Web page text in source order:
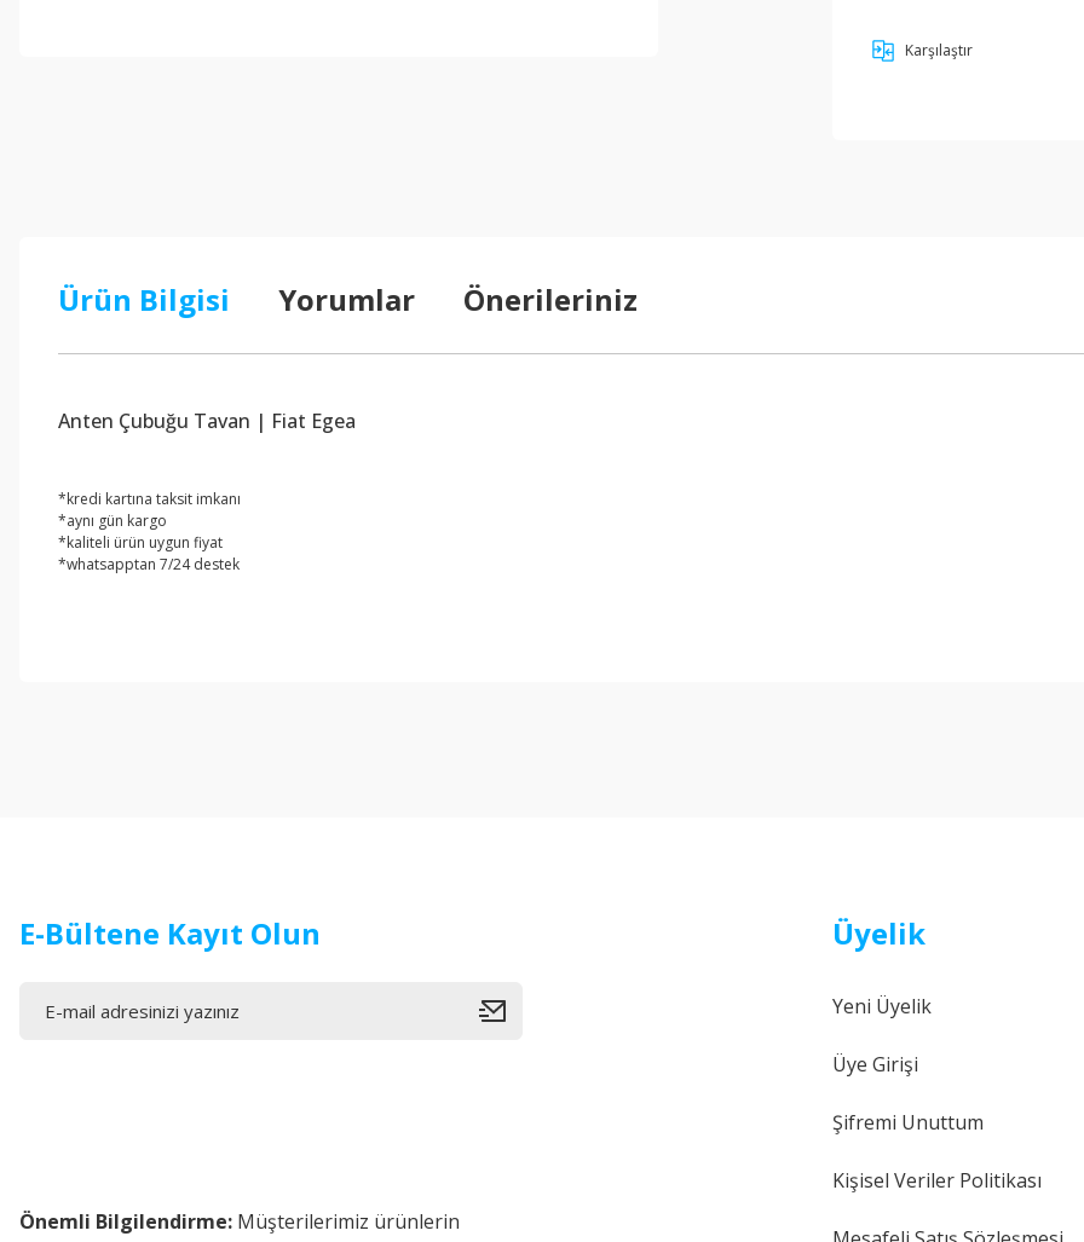
Karşılaştır
Ürün Bilgisi Yorumlar Önerileriniz
Anten Çubuğu Tavan | Fiat Egea
*kredi kartına taksit imkanı
*aynı gün kargo
*kaliteli ürün uygun fiyat
*whatsapptan 7/24 destek
E-Bültene Kayıt Olun
Önemli Bilgilendirme: Müşterilerimiz ürünlerin
Üyelik
Yeni Üyelik
Üye Girişi
Şifremi Unuttum
Kişisel Veriler Politikası